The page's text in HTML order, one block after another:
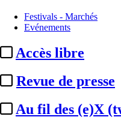
Festivals - Marchés
Evénements
Accès libre
Revue de presse
Au fil des (e)X
Cet article est
99% reste à lire